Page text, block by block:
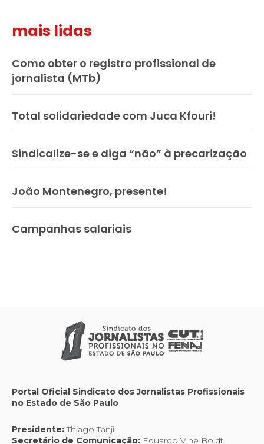
mais lidas
Como obter o registro profissional de
jornalista (MTb)
Total solidariedade com Juca Kfouri!
Sindicalize-se e diga “não” à precarização
João Montenegro, presente!
Campanhas salariais
Portal Oficial Sindicato dos Jornalistas Profissionais
no Estado de São Paulo
Presidente:Thiago Tanji
Secretário de Comunicação: Eduardo Viné Boldt